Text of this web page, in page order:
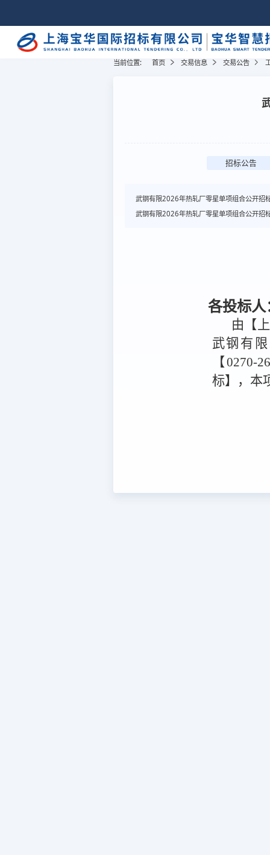
当前位置: 首页 交易信息 交易公告
招标公告
武钢有限2026年热轧厂零星单项组合公开招
武钢有限2026年热轧厂零星单项组合公开招
各投标人
由【
武钢有
【0270-
标】，本